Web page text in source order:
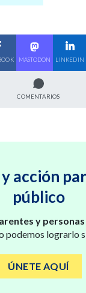
MASTODON LINKEDIN
COMENTARIOS
acción
público
y
podemos lograrlo
ÚNETE AQUÍ